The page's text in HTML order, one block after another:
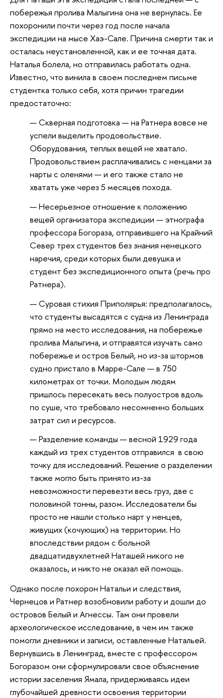
побережья пролива Малыгина она не вернулась. Ее
похоронили почти через год после начала
экспедиции на мысе Хаэ-Сале. Причина смерти так и
осталась неустановленной, как и ее точная дата.
Наталья болела, но отправилась работать одна.
Известно, что винила в своем последнем письме
студентка только себя, хотя причин трагедии
предостаточно:
Скверная подготовка — на Ратнера вовсе не
успели выделить продовольствие.
Оборудования, теплых вещей не хватало.
Продовольствием расплачивались с ненцами за
нарты с оленями — и его также стало не
хватать уже через 5 месяцев похода.
Несерьезное отношение к положению
вещей организатора экспедиции — этнографа
профессора Богораза, отправившего на Крайний
Север трех студентов без знания ненецкого
наречия, среди которых были девушка и
студент без экспедиционного опыта (речь про
Ратнера).
Суровая стихия Приполярья: предполагалось,
что студенты высадятся с судна из Ленинграда
прямо на место исследования, на побережье
пролива Малыгина, и отправятся изучать само
побережье и остров Белый, но из-за штормов
судно пристало в Марре-Сале — в 750
километрах от точки. Молодым людям
пришлось пересекать весь полуостров вдоль
по суше, что требовало несомненно больших
затрат сил и ресурсов.
Разделение команды — весной 1929 года
каждый из трех студентов отправился в свою
точку для исследований. Решение о разделении
также могло быть принято из-за
невозможности перевезти весь груз, две с
половиной тонны, разом. Исследователи бы
просто не нашли столько нарт у ненцев,
живущих (кочующих) на территории. Но
впоследствии рядом с больной
двадцатидвухлетней Наташей никого не
оказалось, и никто не оказал ей помощь.
Однако после похорон Натальи и следствия,
Чернецов и Ратнер возобновили работу и дошли до
островов Белый и Агнессы. Там они провели
археологическое исследование, в чем им также
помогли дневники и записи, оставленные Натальей.
Вернувшись в Ленинград, вместе с профессором
Богоразом они сформулировали свое объяснение
истории заселения Ямала, придерживаясь идеи
глубочайшей древности освоения территории